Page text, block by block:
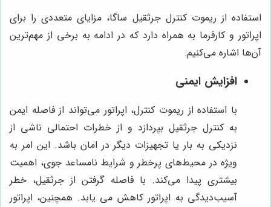
استفاده از ریموت کنترل جرثقیل ساگا، مزایای متعددی را برای
اپراتور و کارفرما به همراه دارد که در ادامه به برخی از مهم‌ترین
آن‌ها اشاره می‌کنیم:
افزایش ایمنی
با استفاده از ریموت کنترل، اپراتور می‌تواند از فاصله ایمن
به کنترل جرثقیل بپردازد و از خطرات احتمالی ناشی از
نزدیکی به بار یا تجهیزات دیگر در امان باشد. این امر به
ویژه در محیط‌های پرخطر و شرایط نامساعد جوی، اهمیت
بیشتری پیدا می‌کند. با فاصله گرفتن از جرثقیل، خطر
آسیب‌دیدگی به اپراتور کاهش می یابد. همچنین، اپراتور